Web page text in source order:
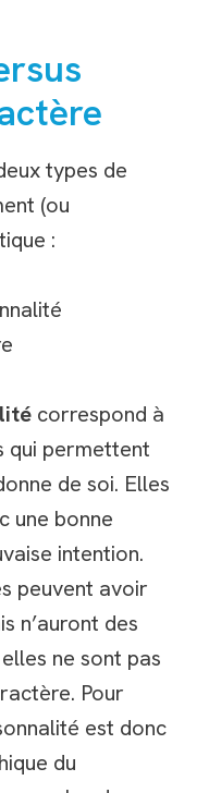
types de
(ou
:
correspond à
qui permettent
de soi. Elles
une bonne
intention.
peuvent avoir
n’auront des
ne sont pas
Pour
est donc
du